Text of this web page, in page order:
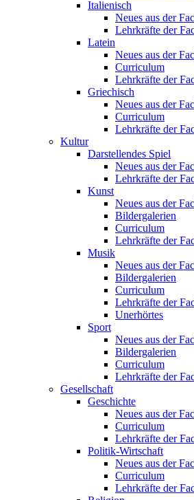
Italienisch
Neues aus der
Lehrkräfte der
Latein
Neues aus der
Curriculum
Lehrkräfte der
Griechisch
Neues aus der
Curriculum
Lehrkräfte der
Kultur
Darstellendes Spiel
Neues aus der
Lehrkräfte der
Kunst
Neues aus der
Bildergalerien
Curriculum
Lehrkräfte der
Musik
Neues aus der
Bildergalerien
Curriculum
Lehrkräfte der
Unerhörtes
Sport
Neues aus der
Bildergalerien
Curriculum
Lehrkräfte der
Gesellschaft
Geschichte
Neues aus der
Curriculum
Lehrkräfte der
Politik-Wirtschaft
Neues aus der
Curriculum
Lehrkräfte der